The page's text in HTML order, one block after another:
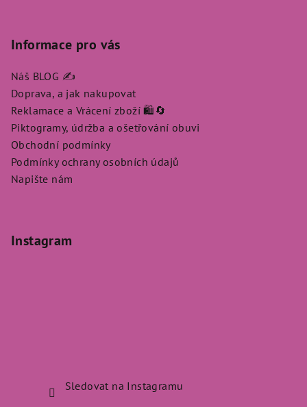
Informace pro vás
Náš BLOG ✍️
Doprava, a jak nakupovat
Reklamace a Vrácení zboží 🛍️🔄
Piktogramy, údržba a ošetřování obuvi
Obchodní podmínky
Podmínky ochrany osobních údajů
Napište nám
Instagram
Sledovat na Instagramu